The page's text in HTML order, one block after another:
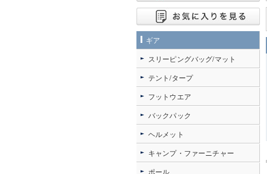
ギア
スリーピングバッグ/マット
テント/タープ
フットウエア
バックパック
ヘルメット
キャンプ・ファーニチャー
ポール